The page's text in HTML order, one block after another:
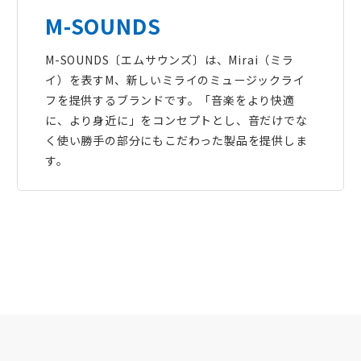
M-SOUNDS
M-SOUNDS〔エムサウンズ〕は、Mirai（ミラ
イ）を表すM、新しいミライのミュージックライ
フを提供するブランドです。「音楽をより快適
に、より身近に」をコンセプトとし、音だけでな
く使い勝手の部分にもこだわった製品を提供しま
す。